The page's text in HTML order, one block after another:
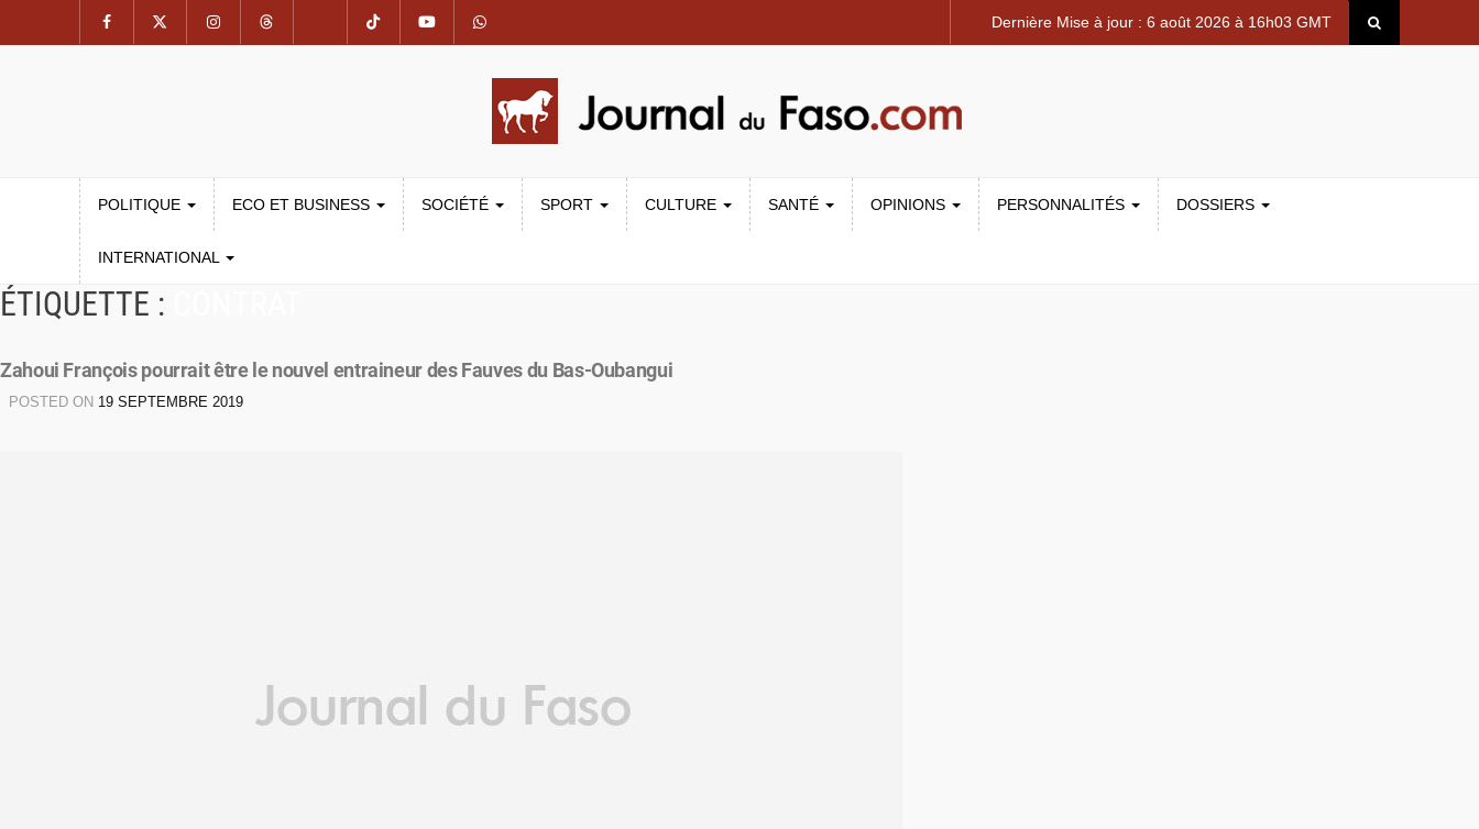
Dernière Mise à jour : 6 août 2026 à 16h03 GMT
POLITIQUE ECO ET BUSINESS SOCIÉTÉ SPORT CULTURE SANTÉ OPINIONS PERSONNALITÉS DOSSIERS
INTERNATIONAL
ÉTIQUETTE :
Zahoui François pourrait être le nouvel entraineur des Fauves du Bas-Oubangui
POSTED ON 19 SEPTEMBRE 2019